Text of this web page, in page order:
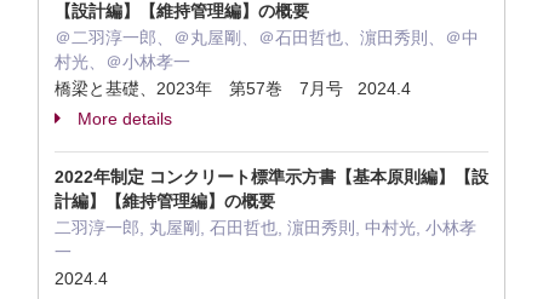
【設計編】【維持管理編】の概要
＠二羽淳一郎、＠丸屋剛、＠石田哲也、濵田秀則、＠中
村光、＠小林孝一
橋梁と基礎、2023年 第57巻 7月号 2024.4
More details
2022年制定 コンクリート標準示方書【基本原則編】【設
計編】【維持管理編】の概要
二羽淳一郎, 丸屋剛, 石田哲也, 濵田秀則, 中村光, 小林孝
一
2024.4